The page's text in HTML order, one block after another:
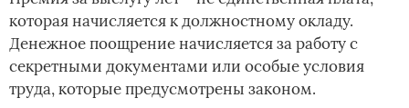
которая начисляется к должностному окладу.
Денежное поощрение начисляется за работу с
секретными документами или особые условия
труда, которые предусмотрены законом.